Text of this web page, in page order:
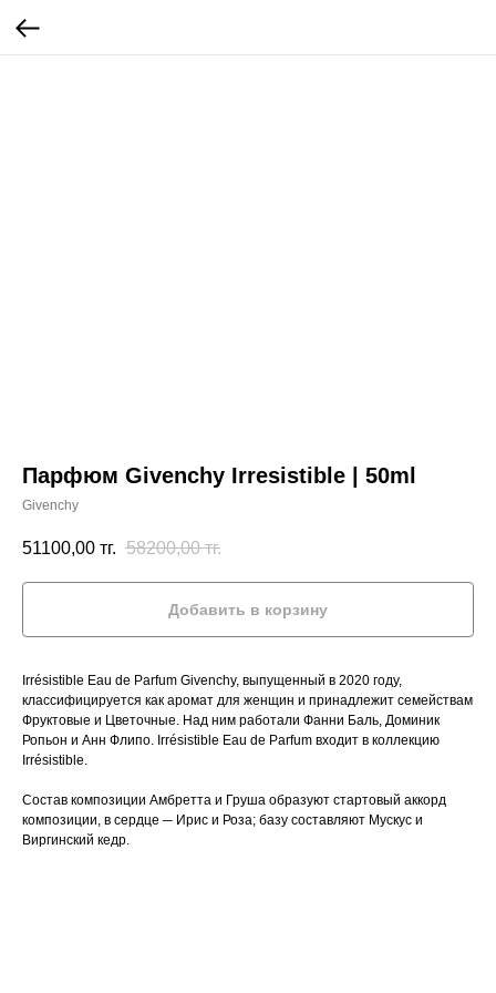
Парфюм Givenchy Irresistible | 50ml
Givenchy
51100,00 тг. 58200,00 тг.
Добавить в корзину
Irrésistible Eau de Parfum Givenchy, выпущенный в 2020 году,
классифицируется как аромат для женщин и принадлежит семействам
Фруктовые и Цветочные. Над ним работали Фанни Баль, Доминик
Ропьон и Анн Флипо. Irrésistible Eau de Parfum входит в коллекцию
Irrésistible.
Состав композиции Амбретта и Груша образуют стартовый аккорд
композиции, в сердце ─ Ирис и Роза; базу составляют Мускус и
Виргинский кедр.